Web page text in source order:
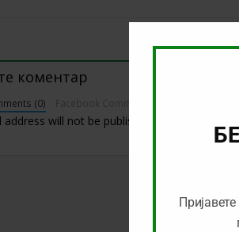
FIRST TO COMMENT
коментар
(0)
will not be published.